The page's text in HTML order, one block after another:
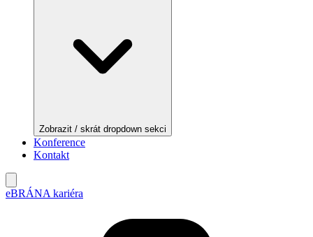
Zobrazit / skrát dropdown sekci
Konference
Kontakt
eBRÁNA kariéra